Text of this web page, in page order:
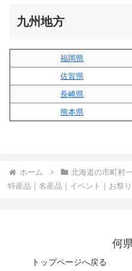
九州地方
福岡県
佐賀県
長崎県
熊本県
ホーム 北海道の市町村
特産品｜名産品｜イベント｜お祭り
何
トップページへ戻る